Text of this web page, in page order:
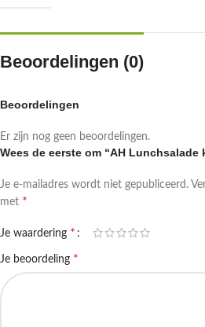
Beoordelingen (0)
Beoordelingen
Er zijn nog geen beoordelingen.
Wees de eerste om “AH Lunchsalade
Je e-mailadres wordt niet gepubliceerd.
met *
Je waardering *
Je beoordeling *